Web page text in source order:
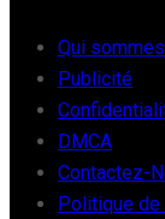
Qui
Publicité
DMCA
Contactez-
Politique